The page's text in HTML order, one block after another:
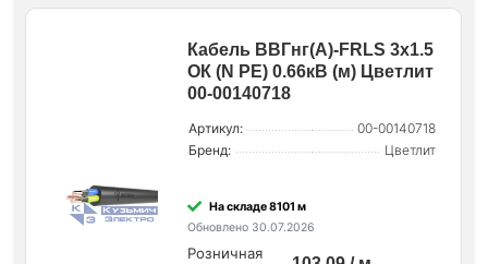
Кабель ВВГнг(А)-FRLS 3х1.5
ОК (N PE) 0.66кВ (м) Цветлит
00-00140718
Артикул:
00-00140718
Бренд:
Цветлит
На складе 8101 м
Обновлено 30.07.2026
Розничная